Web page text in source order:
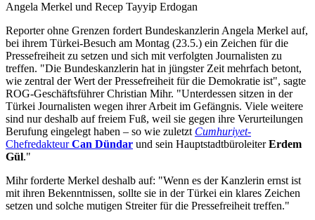
Angela Merkel und Recep Tayyip Erdogan
Reporter ohne Grenzen fordert Bundeskanzlerin Angela Merkel auf,
bei ihrem Türkei-Besuch am Montag (23.5.) ein Zeichen für die
Pressefreiheit zu setzen und sich mit verfolgten Journalisten zu
treffen. "Die Bundeskanzlerin hat in jüngster Zeit mehrfach betont,
wie zentral der Wert der Pressefreiheit für die Demokratie ist", sagte
ROG-Geschäftsführer Christian Mihr. "Unterdessen sitzen in der
Türkei Journalisten wegen ihrer Arbeit im Gefängnis. Viele weitere
sind nur deshalb auf freiem Fuß, weil sie gegen ihre Verurteilungen
Berufung eingelegt haben – so wie zuletzt Cumhuriyet-
ChefredakteurCan Dündar und sein HauptstadtbüroleiterErdem
Gül."
Mihr forderte Merkel deshalb auf: "Wenn es der Kanzlerin ernst ist
mit ihren Bekenntnissen, sollte sie in der Türkei ein klares Zeichen
setzen und solche mutigen Streiter für die Pressefreiheit treffen."